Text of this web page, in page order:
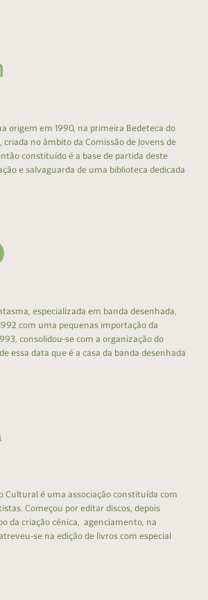
origem em 1990, na primeira Bedeteca do
criada no âmbito da Comissão de Jovens de
constituído é a base de partida deste
e salvaguarda de uma biblioteca dedicada
especializada em banda desenhada,
com uma pequenas importação da
consolidou-se com a organização do
essa data que é a casa da banda desenhada
Cultural é uma associação constituída com
Começou por editar discos, depois
da criação cénica, agenciamento, na
se na edição de livros com especial